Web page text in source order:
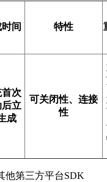
间 特性
次
后立
成
可关闭性、连接
性
他第三方平台SDK